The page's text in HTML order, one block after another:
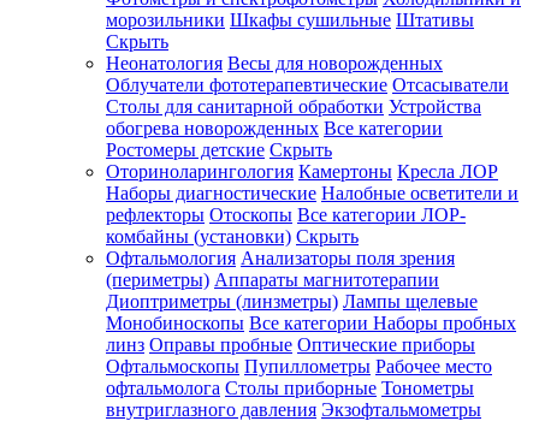
морозильники Шкафы сушильные Штативы
Скрыть
Неонатология Весы для новорожденных
Облучатели фототерапевтические Отсасыватели
Столы для санитарной обработки Устройства
обогрева новорожденных Все категории
Ростомеры детские Скрыть
Оториноларингология Камертоны Кресла ЛОР
Наборы диагностические Налобные осветители и
рефлекторы Отоскопы Все категории ЛОР-
комбайны (установки) Скрыть
Офтальмология Анализаторы поля зрения
(периметры) Аппараты магнитотерапии
Диоптриметры (линзметры) Лампы щелевые
Монобиноскопы Все категории Наборы пробных
линз Оправы пробные Оптические приборы
Офтальмоскопы Пупиллометры Рабочее место
офтальмолога Столы приборные Тонометры
внутриглазного давления Экзофтальмометры